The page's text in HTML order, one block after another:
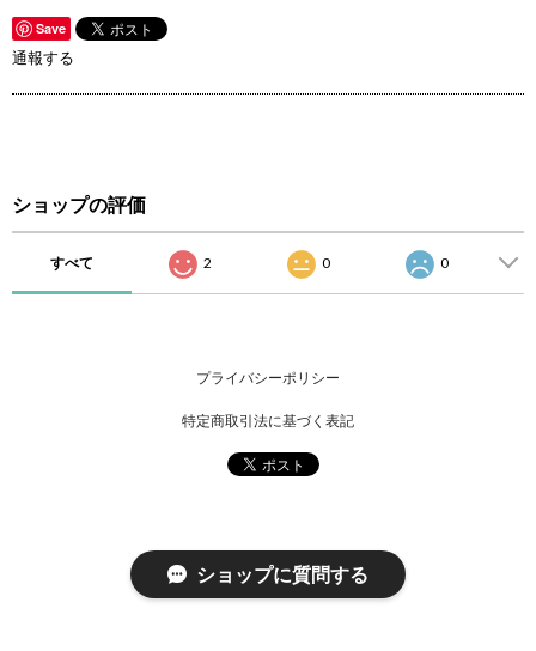
Save
通報する
ショップの評価
すべて 2 0 0
プライバシーポリシー
特定商取引法に基づく表記
ショップに質問する